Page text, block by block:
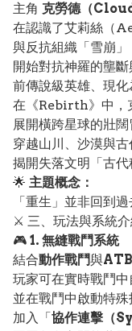
主角 克勞德（Cloud
在認識了艾莉絲（
與反抗組織「雪崩
開始對抗神羅的壟斷
前傳說級英雄、現化
在《Rebirth》中，
展開橫跨星球的壯
穿越山川、沙漠與古
揭開失落文明「古代
🌟 主題概念：
「重生」並非回到
⚔️ 三、玩法與系統
🎮 1. 無縫戰鬥系統
結合動作戰鬥與
玩家可在實時戰鬥中
並在戰鬥中啟動特殊
加入「 協作連擊（